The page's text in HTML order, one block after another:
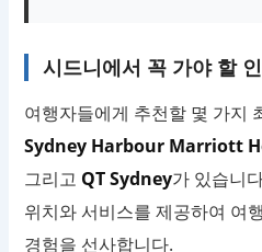
시드니에서 꼭 가야 할
여행자들에게 추천할 몇 가지
Sydney Harbour Marriott
그리고 QT Sydney가 있습니
위치와 서비스를 제공하여 여
경험을 선사합니다.